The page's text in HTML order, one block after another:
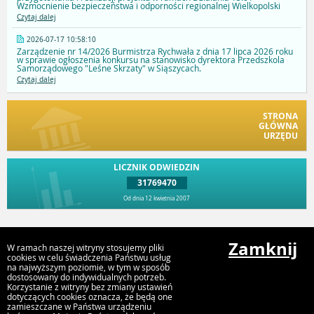
Wzmocnienie bezpieczeństwa i odporności regionalnej Wielkopolski
Czytaj dalej
2026-07-17 10:58:10
Zarządzenie nr 14/2026 Burmistrza Rychwała z dnia 17 lipca 2026 roku
w sprawie ogłoszenia konkursu na stanowisko dyrektora Przedszkola
Samorządowego "Leśne Skrzaty" w Siąszycach.
Czytaj dalej
STRONA
GŁÓWNA
URZĘDU
LICZNIK ODWIEDZIN
31769470
Od dnia 12 kwietnia 2007
Urząd Gminy i Miasta Rychwał
Plac Wolności 16, 62-570 Rychwał
W ramach naszej witryny stosujemy pliki
cookies w celu świadczenia Państwu usług
na najwyższym poziomie, w tym w sposób
dostosowany do indywidualnych potrzeb.
Korzystanie z witryny bez zmiany ustawień
dotyczących cookies oznacza, że będą one
zamieszczane w Państwa urządzeniu
Zamknij